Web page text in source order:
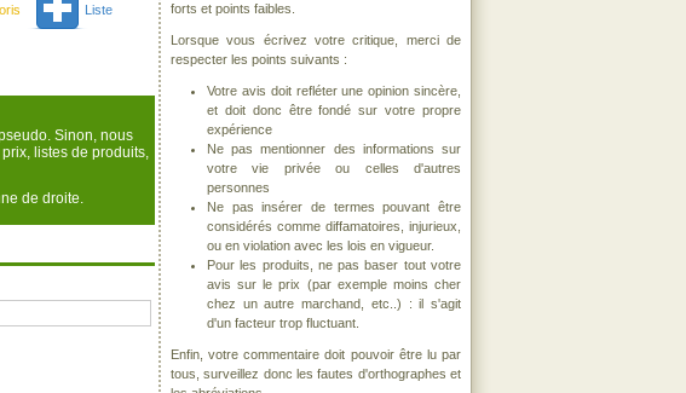
Liste
Sinon, nous
listes de produits,
de droite.
forts et points faibles.
Lorsque vous écrivez votre critique, merci de
respecter les points suivants :
Votre avis doit refléter une opinion sincère,
et doit donc être fondé sur votre propre
expérience
Ne pas mentionner des informations sur
votre vie privée ou celles d'autres
personnes
Ne pas insérer de termes pouvant être
considérés comme diffamatoires, injurieux,
ou en violation avec les lois en vigueur.
Pour les produits, ne pas baser tout votre
avis sur le prix (par exemple moins cher
chez un autre marchand, etc..) : il s'agit
d'un facteur trop fluctuant.
Enfin, votre commentaire doit pouvoir être lu par
tous, surveillez donc les fautes d'orthographes et